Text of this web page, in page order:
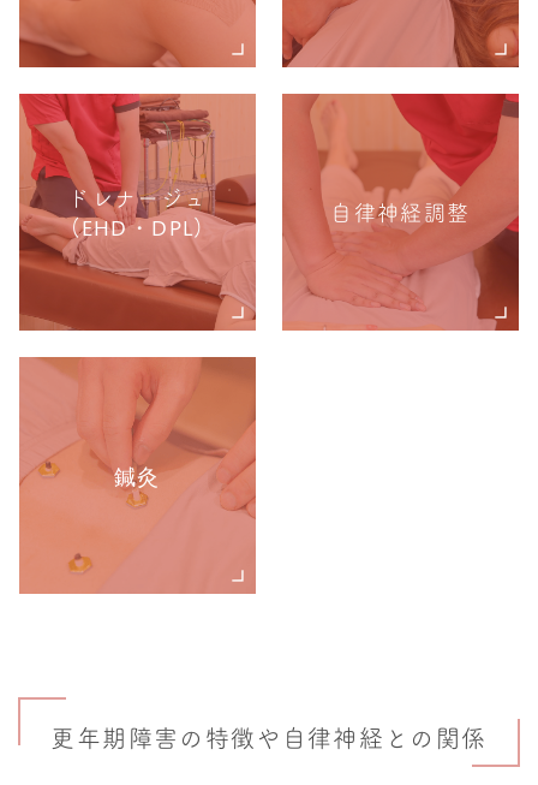
ドレナージュ
(EHD・DPL)
自律神経調整
鍼灸
更年期障害の特徴や自律神経との関係